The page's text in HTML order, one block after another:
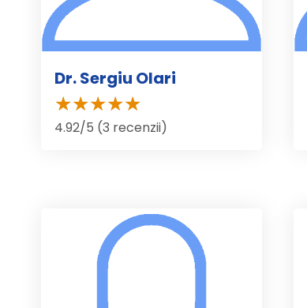
Dr. Sergiu Olari
4.92/5 (3 recenzii)